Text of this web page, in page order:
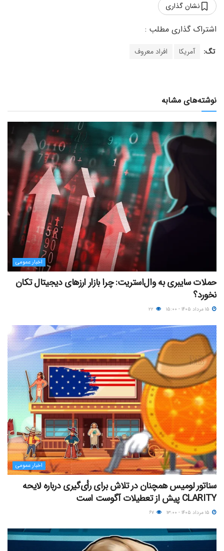
نشان گذاری
تگ: آمریکا افراد معروف
نوشته‌های مشابه
اخبار عمومی
حملات سایبری به وال‌استریت: چرا بازار ارزهای دیجیتال تکان
نخورد؟
اخبار عمومی
سناتور لومیس همچنان در تلاش برای رأی‌گیری درباره لایحه
CLARITY پیش از تعطیلات آگوست است